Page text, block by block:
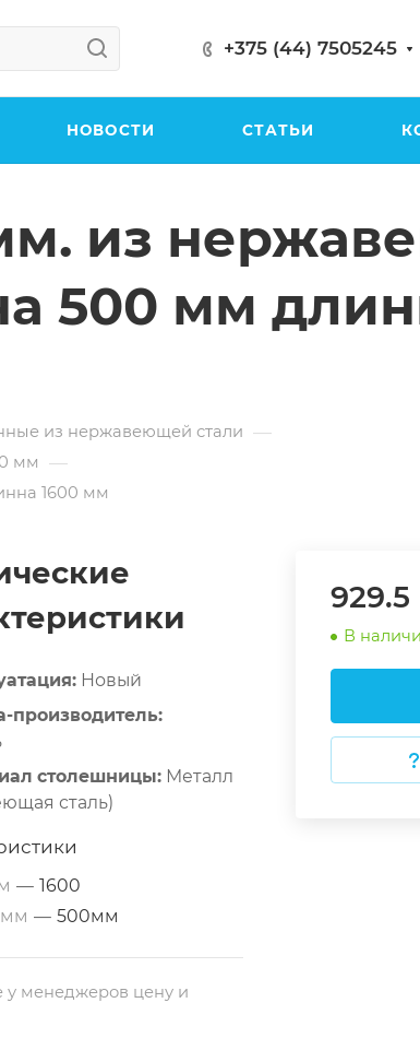
+375 (44) 7505245
НОВОСТИ СТАТЬИ
из
500 мм
из нержавеющей стали —
мм —
1600 мм
929.5
В
Новый
производитель:
столешницы: Металл
сталь)
стали
1600х500х850 мм
— 1600
— 500мм
у менеджеров цену и